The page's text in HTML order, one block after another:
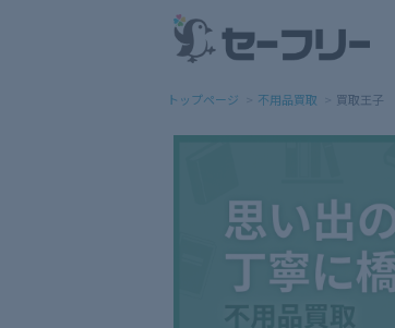
トップページ 不用品買取 買取王子